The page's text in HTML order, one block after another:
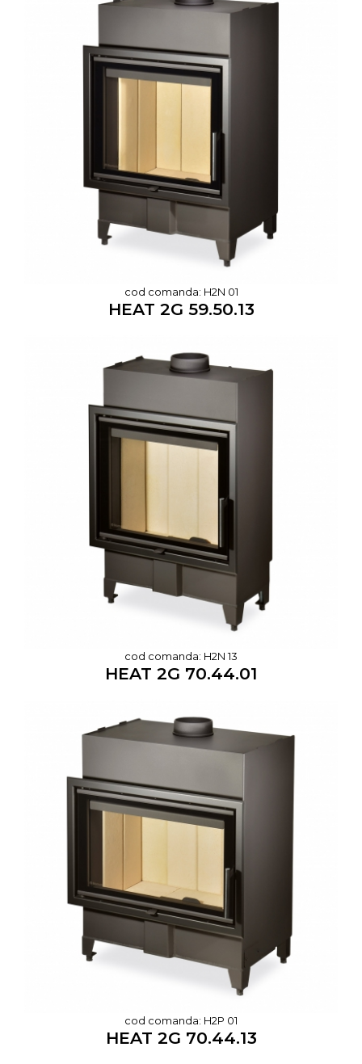
cod comanda: H2N 01
HEAT 2G 59.50.13
cod comanda: H2N 13
HEAT 2G 70.44.01
cod comanda: H2P 01
HEAT 2G 70.44.13